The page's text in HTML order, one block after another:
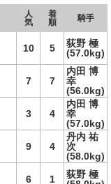
人
気
着
順
騎手
10 5
荻野 極
(57.0kg)
7 7
内田 博
幸
(56.0kg)
3 4
内田 博
幸
(57.0kg)
9 4
丹内 祐
次
(58.0kg)
6 1
荻野 極